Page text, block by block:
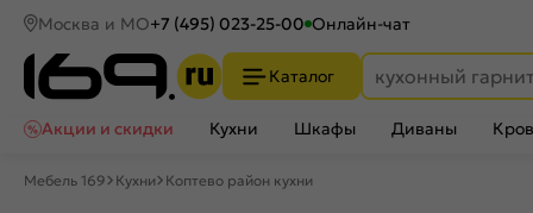
Москва и МО+7 (495) 023-25-00 Онлайн-чат
Каталог
Акции и скидки
Кухни Шкафы Диваны
Мебель 169 Кухни Коптево район кухни